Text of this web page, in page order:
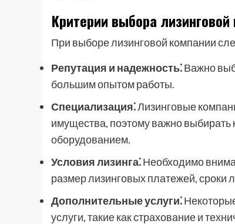
Критерии выбора лизинговой
При выборе лизинговой компании
Репутация и надежность⁚Важно
большим опытом работы.
Специализация⁚Лизинговые
имущества, поэтому важно
оборудованием.
Условия лизинга⁚Необходимо
размер лизинговых платежей, сроки
Дополнительные услуги⁚
услуги, такие как страхование и